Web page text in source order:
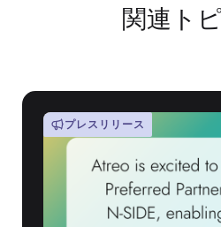
関連ト
プレスリリース